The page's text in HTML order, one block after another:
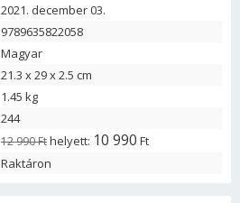
2021. december 03.
9789635822058
Magyar
21.3 x29x2.5 cm
1.45 kg
244
12 990 Fthelyett: 10 990 Ft
Raktáron